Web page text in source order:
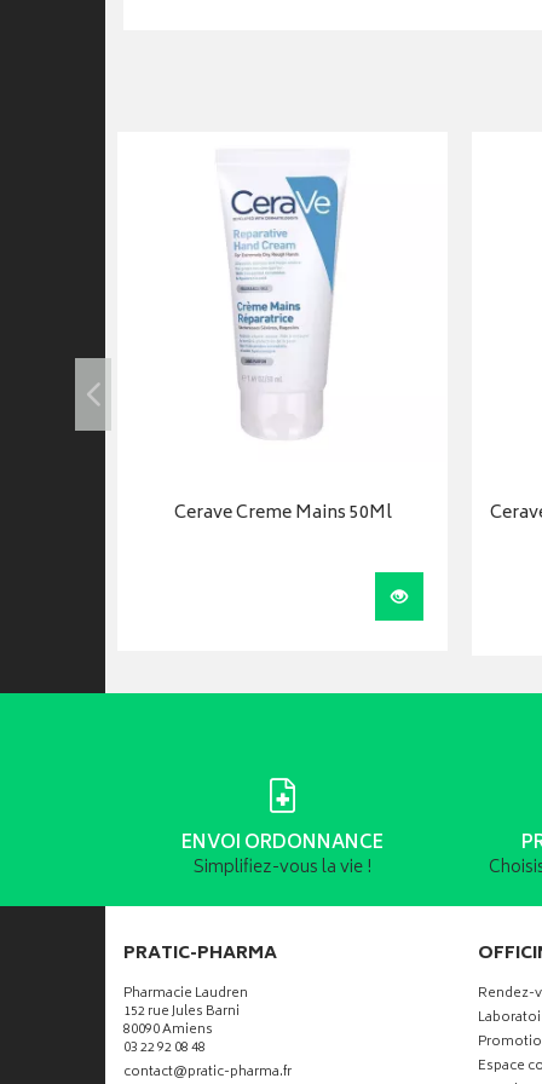
Cerave Creme Mains 50Ml
Visualiser
ENVOI ORDONNANCE
Simplifiez-vous la vie !
PRATIC-PHARMA
Pharmacie Laudren
152 rue Jules Barni
80090 Amiens
03 22 92 08 48
contact-
@-
pratic-pharma.fr
Rendez-
Espace